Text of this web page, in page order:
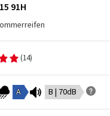
91H
(14)
A B | 70dB